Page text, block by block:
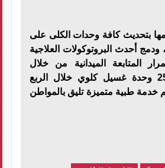
بتحديث كافة وحدات الكلى على
أحدث البروتوكولات العلاجية
المتابعة الميدانية من خلال
زيارات شملت 257 وحدة غسيل كلوي خلال الربع
خدمة طبية متميزة تليق بالمواطن